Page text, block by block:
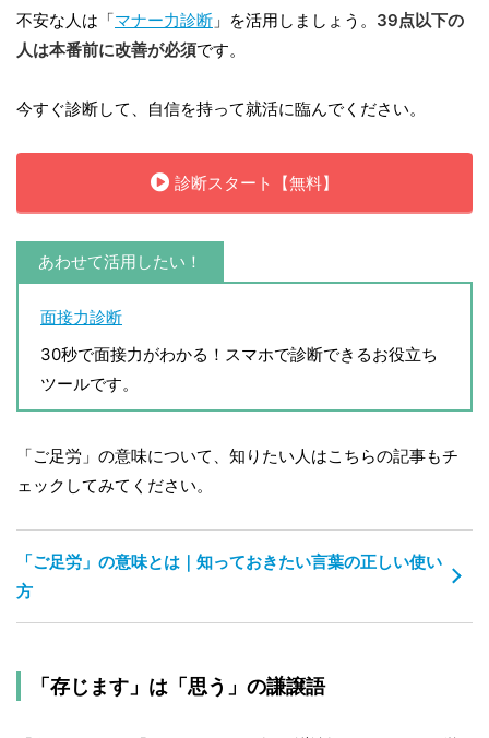
不安な人は「マナー力診断 」を活用しましょう。 39点以下の
人は本番前に改善が必須です。
今すぐ診断して、自信を持って就活に臨んでください。
診断スタート【無料】
あわせて活用したい！
面接力診断
30秒で面接力がわかる！スマホで診断できるお役立ち
ツールです。
「ご足労」の意味について、知りたい人はこちらの記事もチ
ェックしてみてください。
「ご足労」の意味とは｜知っておきたい言葉の正しい使い
方
「存じます」は「思う」の謙譲語